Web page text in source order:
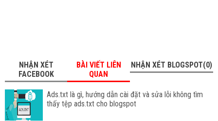
NHẬN XÉT
FACEBOOK
BÀI VIẾT LIÊN
QUAN
NHẬN XÉT BLOGSPOT(0)
Ads.txt là gì, hướng dẫn cài đặt và sửa lỗi không tìm
thấy tệp ads.txt cho blogspot